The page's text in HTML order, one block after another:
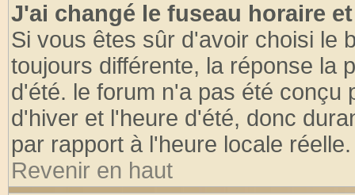
J'ai changé le fuseau horaire
Si vous êtes sûr d'avoir choisi le
toujours différente, la réponse la
d'été. le forum n'a pas été conçu
d'hiver et l'heure d'été, donc
par rapport à l'heure locale réelle.
Revenir en haut